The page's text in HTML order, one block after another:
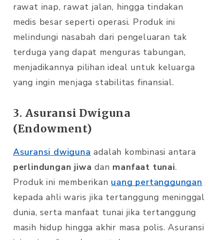
rawat inap, rawat jalan, hingga tindakan
medis besar seperti operasi. Produk ini
melindungi nasabah dari pengeluaran tak
terduga yang dapat menguras tabungan,
menjadikannya pilihan ideal untuk keluarga
yang ingin menjaga stabilitas finansial.
3. Asuransi Dwiguna
(Endowment)
Asuransi dwiguna adalah kombinasi antara
perlindungan jiwa dan manfaat tunai.
Produk ini memberikan uang pertanggungan
kepada ahli waris jika tertanggung meninggal
dunia, serta manfaat tunai jika tertanggung
masih hidup hingga akhir masa polis. Asuransi